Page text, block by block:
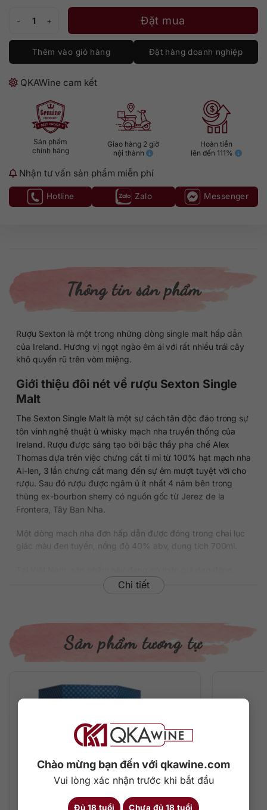
Chào mừng bạn đến với qkawine.com
Vui lòng xác nhận trước khi bắt đầu
Đủ 18 tuổi Chưa đủ 18 tuổi
Đặt mua
Thêm vào giỏ hàng Đặt hàng doanh nghiệp
QKAWine cam kết
Sản phẩm
chính hãng
Giao hàng 2 giờ
nội thành
Hoàn tiền
lên đến 111%
Nhận tư vấn sản phẩm miễn phí
Hotline Zalo Messenger
Thông tin sản phẩm
Rượu Sexton là một trong những dòng single malt hấp dẫn
của Ireland. Hương vị ngọt ngào êm ái với rất nhiều trái cây
khô quyến rũ trên vòm miệng.
Giới thiệu đôi nét về rượu Sexton Single
Malt
The Sexton Single Malt là một sự cách tân độc đáo trong sự
tôn vinh nghệ thuật ủ whisky mạch nha truyền thống của
Ireland. Rượu được sáng tạo bởi bậc thầy pha chế Alex
Thomas dựa trên việc chưng cất tỉ mỉ từ 100% hạt mạch nha
Ai-len, 3 lần chưng cất mang đến sự êm mượt tuyệt vời cho
rượu. Sau đó rượu được ngâm ủ ít nhất 4 năm bên trong
thùng ex-bourbon sherry có nguồn gốc từ Jerez de la
Frontera, Tây Ban Nha.
Một dòng mạch nha đơn hấp dẫn được đóng trong chai lục
giác màu đen tuyền, nồng độ 40% abv, dung tích 700ml.
khoảng 980.000 đồng/chai 700ml tùy theo địa chỉ cung cấp
Thông tin chi tiết về rượu
Xuất xứ: Ireland
Thương hiệu: The Sexton
Dung tích: 700 ml
– Hương thơm: Trên mũi là hương thơm ngọt ngào của ngũ
cốc và rất rất nhiều trái cây khô bao gồm quả mọng sấy và
quả cam khô. Một chút khói nhẹ và gia vị nhẹ nhàng cũng
Chi tiết
Sản phẩm tương tự